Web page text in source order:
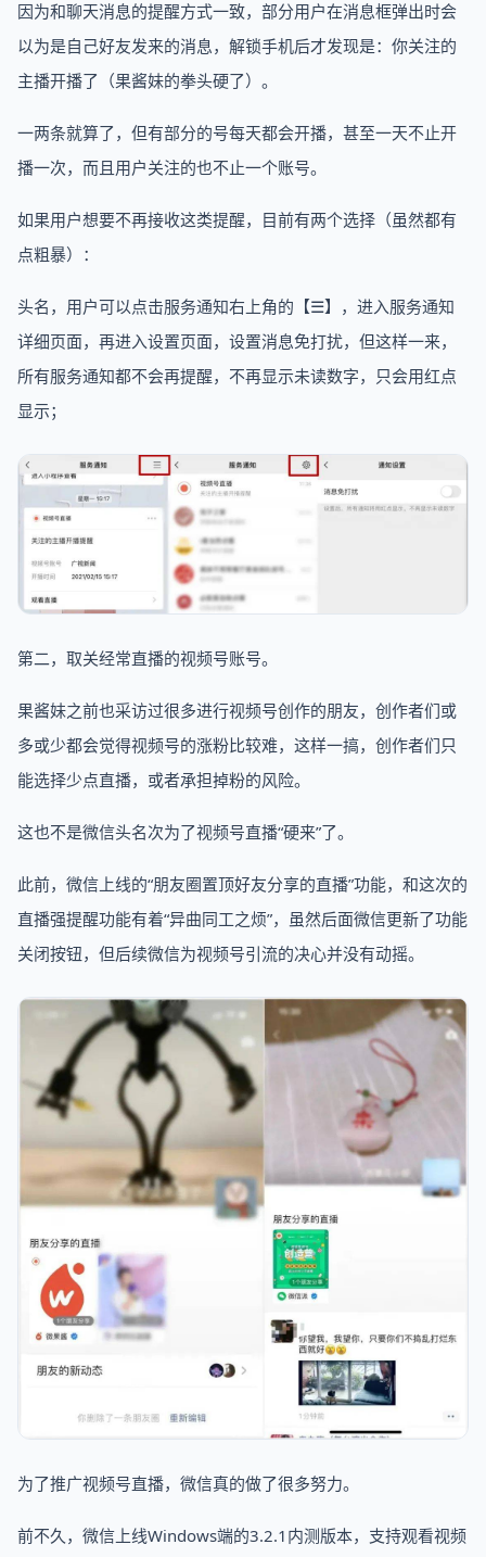
因为和聊天消息的提醒方式一致，部分用户在消息框弹出时会
以为是自己好友发来的消息，解锁手机后才发现是：你关注的
主播开播了（果酱妹的拳头硬了）。
一两条就算了，但有部分的号每天都会开播，甚至一天不止开
播一次，而且用户关注的也不止一个账号。
如果用户想要不再接收这类提醒，目前有两个选择（虽然都有
点粗暴）：
头名，用户可以点击服务通知右上角的【☰】，进入服务通知
详细页面，再进入设置页面，设置消息免打扰，但这样一来，
所有服务通知都不会再提醒，不再显示未读数字，只会用红点
显示；
第二，取关经常直播的视频号账号。
果酱妹之前也采访过很多进行视频号创作的朋友，创作者们或
多或少都会觉得视频号的涨粉比较难，这样一搞，创作者们只
能选择少点直播，或者承担掉粉的风险。
这也不是微信头名次为了视频号直播“硬来”了。
此前，微信上线的“朋友圈置顶好友分享的直播”功能，和这次的
直播强提醒功能有着“异曲同工之烦”，虽然后面微信更新了功能
关闭按钮，但后续微信为视频号引流的决心并没有动摇。
为了推广视频号直播，微信真的做了很多努力。
前不久，微信上线Windows端的3.2.1内测版本，支持观看视频